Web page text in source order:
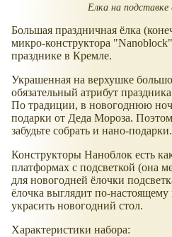
Елка на подставке
Большая праздничная ёлка
микро-конструктора
празднике в Кремле.
Украшенная на верхушке
обязательный атрибут
По традиции, в новогоднюю
подарки от Деда Мороза.
забудьте собрать и нано-подарки.
Конструкторы Наноблок есть
платформах с подсветкой (она
для новогодней ёлочки
ёлочка выглядит по-
украсить новогодний стол.
Характеристики набора: